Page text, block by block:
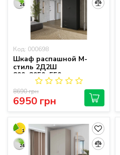
24
Код: 000698
Шкаф распашной М-
стиль 2Д2Ш
800х2050х550
6950 грн
8690 грн
1
24